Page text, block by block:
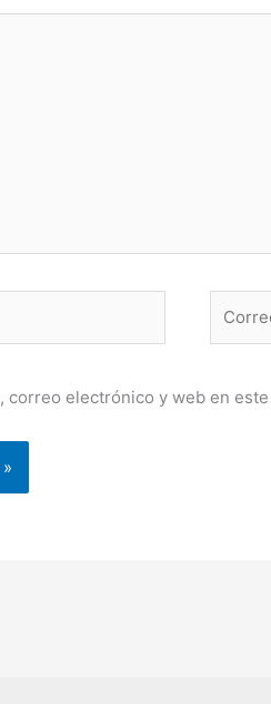
correo electrónico y web en